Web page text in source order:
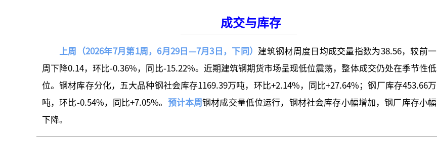
成交与库存
上周（2026年7月第1周，6月29日—7月3日，下同） 建筑钢材周度日均成交量指数为38.56，较前一
周下降0.14，环比-0.36%，同比-15.22%。近期建筑钢期货市场呈现低位震荡，整体成交仍处在季节性低
位。钢材库存分化，五大品种钢社会库存1169.39万吨，环比+2.14%，同比+27.64%；钢厂库存453.66万
吨，环比-0.54%，同比+7.05%。 预计本周钢材成交量低位运行，钢材社会库存小幅增加，钢厂库存小幅
下降。